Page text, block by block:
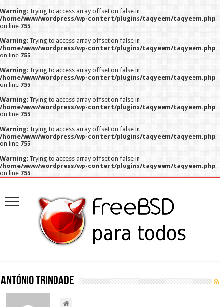
Warning: Trying to access array offset on false in
/home/www/wordpress/wp-content/plugins/taqyeem/taqyeem.php
on line 755
Warning: Trying to access array offset on false in
/home/www/wordpress/wp-content/plugins/taqyeem/taqyeem.php
on line 755
Warning: Trying to access array offset on false in
/home/www/wordpress/wp-content/plugins/taqyeem/taqyeem.php
on line 755
Warning: Trying to access array offset on false in
/home/www/wordpress/wp-content/plugins/taqyeem/taqyeem.php
on line 755
Warning: Trying to access array offset on false in
/home/www/wordpress/wp-content/plugins/taqyeem/taqyeem.php
on line 755
Warning: Trying to access array offset on false in
/home/www/wordpress/wp-content/plugins/taqyeem/taqyeem.php
on line 755
António Trindade